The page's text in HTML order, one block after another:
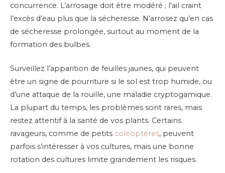
concurrence. L’arrosage doit être modéré ; l’ail craint
l’excès d’eau plus que la sécheresse. N’arrosez qu’en cas
de sécheresse prolongée, surtout au moment de la
formation des bulbes.
Surveillez l’apparition de feuilles jaunes, qui peuvent
être un signe de pourriture si le sol est trop humide, ou
d’une attaque de la rouille, une maladie cryptogamique.
La plupart du temps, les problèmes sont rares, mais
restez attentif à la santé de vos plants. Certains
ravageurs, comme de petits coléoptères, peuvent
parfois s’intéresser à vos cultures, mais une bonne
rotation des cultures limite grandement les risques.